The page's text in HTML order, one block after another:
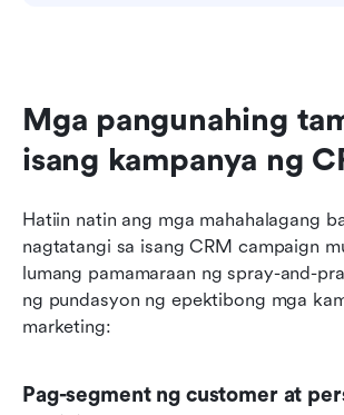
Mga pangunahing
isang kampanya ng
Hatiin natin ang mga mahahalagang
nagtatangi sa isang CRM campaign
lumang pamamaraan ng spray-and-
ng pundasyon ng epektibong mga
marketing:
Pag-segment ng customer at